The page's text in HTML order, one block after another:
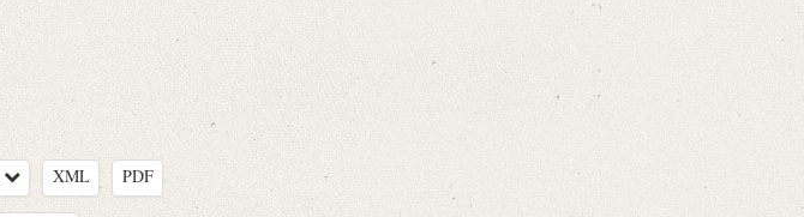
XML PDF